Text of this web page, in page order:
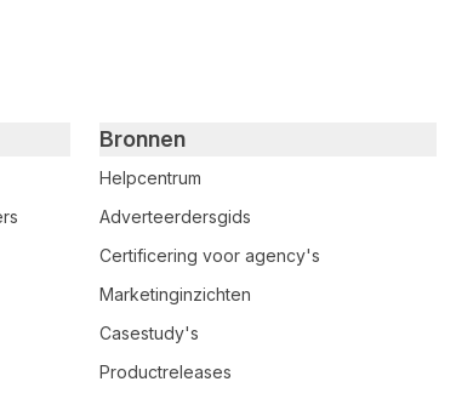
Bronnen
Helpcentrum
Adverteerdersgids
Certificering voor agency's
Marketinginzichten
Casestudy's
Productreleases